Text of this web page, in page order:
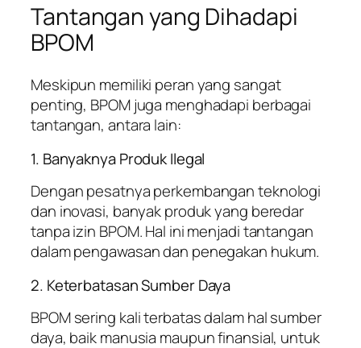
Tantangan yang Dihadapi
BPOM
Meskipun memiliki peran yang sangat
penting, BPOM juga menghadapi berbagai
tantangan, antara lain:
1. Banyaknya Produk Ilegal
Dengan pesatnya perkembangan teknologi
dan inovasi, banyak produk yang beredar
tanpa izin BPOM. Hal ini menjadi tantangan
dalam pengawasan dan penegakan hukum.
2. Keterbatasan Sumber Daya
BPOM sering kali terbatas dalam hal sumber
daya, baik manusia maupun finansial, untuk